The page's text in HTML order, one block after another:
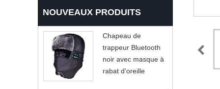
NOUVEAUX PRODUITS
Chapeau de
trappeur Bluetooth
noir avec masque à
rabat d'oreille